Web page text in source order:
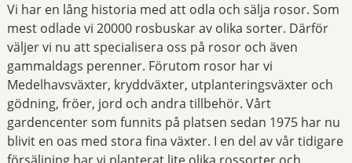
Vi har en lång historia med att odla och sälja rosor. Som
mest odlade vi 20000 rosbuskar av olika sorter. Därför
väljer vi nu att specialisera oss på rosor och även
gammaldags perenner. Förutom rosor har vi
Medelhavsväxter, kryddväxter, utplanteringsväxter och
gödning, fröer, jord och andra tillbehör. Vårt
gardencenter som funnits på platsen sedan 1975 har nu
blivit en oas med stora fina växter. I en del av vår tidigare